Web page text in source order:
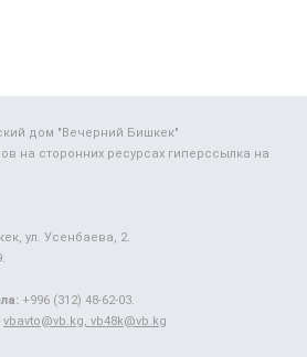
дом "Вечерний Бишкек"
на сторонних ресурсах гиперссылка на
ул. Усенбаева, 2.
+996 (312) 48-62-03.
vbavto@vb.kg, vb48k@vb.kg